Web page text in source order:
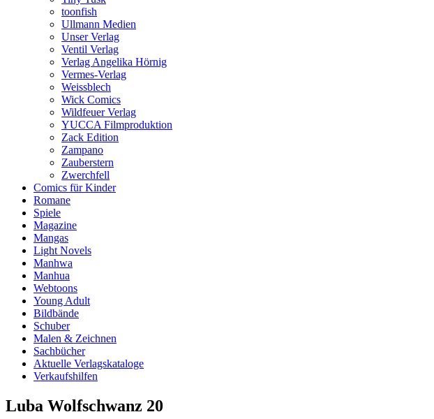
toonfish
Ullmann Medien
Unser Verlag
Ventil Verlag
Verlag Angelika Hörnig
Vermes-Verlag
Weissblech
Wick Comics
Wildfeuer Verlag
YUCCA Filmproduktion
Zack Edition
Zampano
Zauberstern
Zwerchfell
Comics für Kinder
Romane
Spiele
Magazine
Mangas
Light Novels
Manhwa
Manhua
Webtoons
Young Adult
Bildbände
Schuber
Malen & Zeichnen
Sachbücher
Aktuelle Verlagskataloge
Verkaufshilfen
Luba Wolfschwanz 20